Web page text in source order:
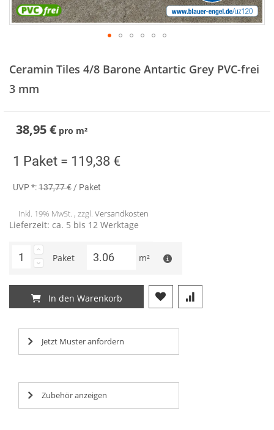
der
Bildergalerie
springen
Ceramin Tiles 4/8 Barone Antartic Grey PVC-frei
3 mm
38,95 € pro m²
1 Paket = 119,38 €
UVP *:137,77 € / Paket
Inkl. 19% MwSt. , zzgl. Versandkosten
Lieferzeit: ca. 5 bis 12 Werktage
Paket m²
In den Warenkorb
Jetzt Muster anfordern
Zubehör anzeigen